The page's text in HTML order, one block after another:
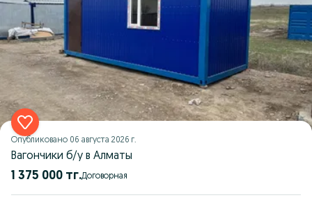
Опубликовано 06 августа 2026 г.
Вагончики б/у в Алматы
1 375 000 тг. Договорная